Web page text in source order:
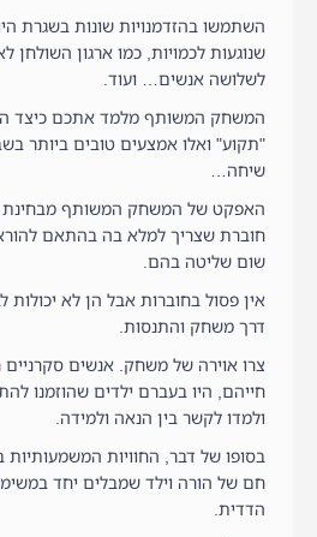
השתמשו בהזדמנויות שונות בשגרת
שנוגעות לכמויות, כמו ארגון השולחן
לשלושה אנשים… ועוד.
המשחק המשותף מלמד אתכם כיצד
"תקוע" ואלו אמצעים טובים ביותר
שיחה…
האפקט של המשחק המשותף מבחינת
חוברת שצריך למלא בה בהתאם
שום שליטה בהם.
אין פסול בחוברות אבל הן לא יכולות
דרך משחק והתנסות.
צרו אוירה של משחק. אנשים סקרניים
חייהם, היו בעברם ילדים שהוזמנו
ולמדו לקשר בין הנאה ולמידה.
בסופו של דבר, החוויות המשמעותיות
חם של הורה וילד שמבלים יחד
הדדית.